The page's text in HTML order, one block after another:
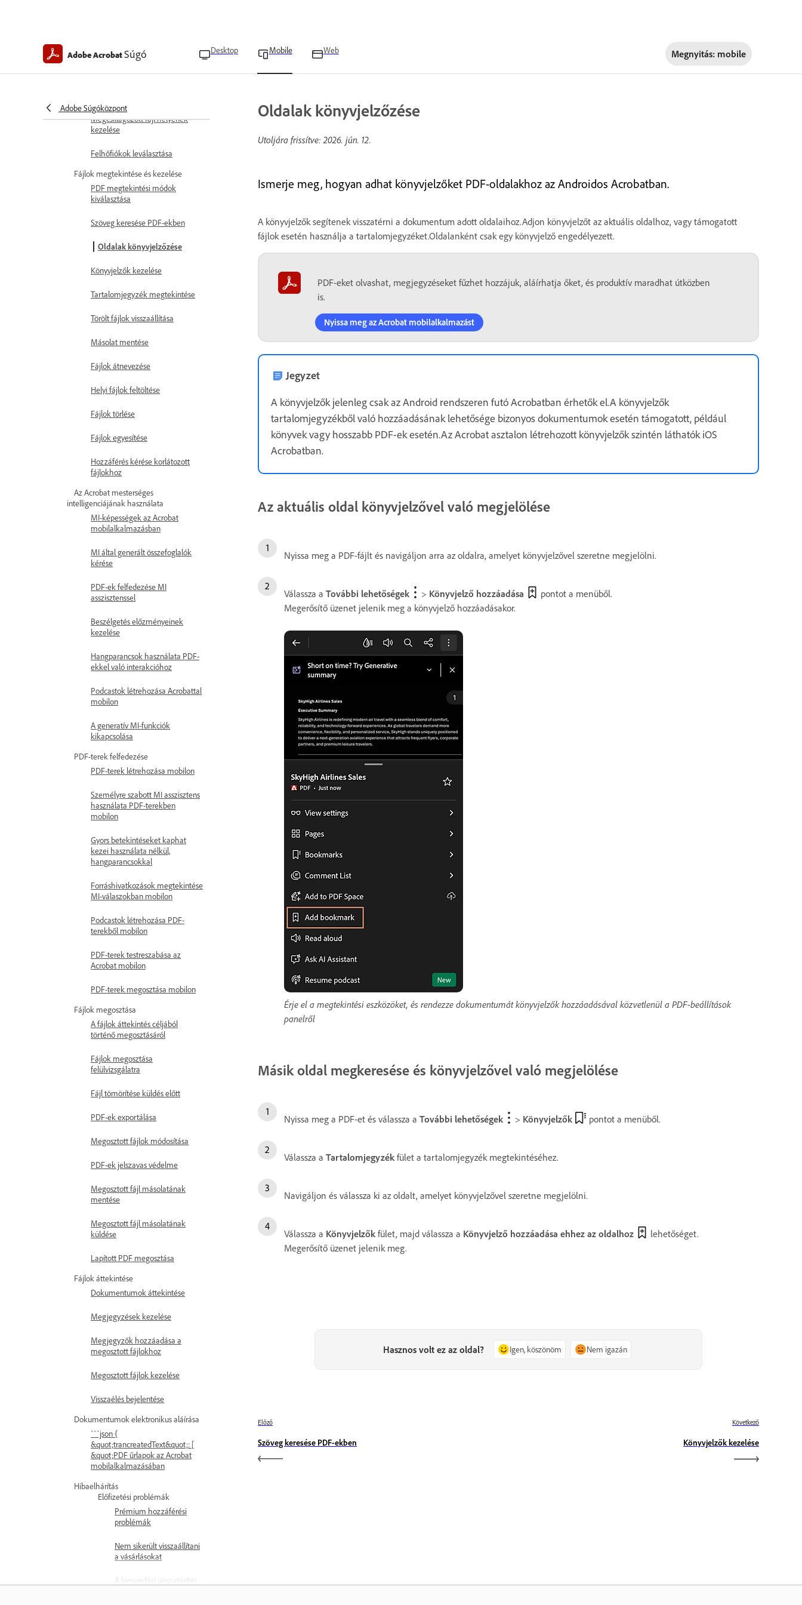
Adobe AcrobatSúgó Desktop Mobile Web Megnyitás: mobile
Adobe Súgóközpont
Megcsillagozott fájl helyének
kezelése
Felhőfiókok leválasztása
Fájlok megtekintése és kezelése
PDF megtekintési módok
kiválasztása
Szöveg keresése PDF-ekben
Oldalak könyvjelzőzése
Könyvjelzők kezelése
Tartalomjegyzék megtekintése
Törölt fájlok visszaállítása
Másolat mentése
Fájlok átnevezése
Helyi fájlok feltöltése
Fájlok törlése
Fájlok egyesítése
Hozzáférés kérése korlátozott
fájlokhoz
Az Acrobat mesterséges
intelligenciájának használata
MI-képességek az Acrobat
mobilalkalmazásban
MI által generált összefoglalók
kérése
PDF-ek felfedezése MI
asszisztenssel
Beszélgetés előzményeinek
kezelése
Hangparancsok használata PDF-
ekkel való interakcióhoz
Podcastok létrehozása Acrobattal
mobilon
A generatív MI-funkciók
kikapcsolása
PDF-terek felfedezése
PDF-terek létrehozása mobilon
Személyre szabott MI asszisztens
használata PDF-terekben
mobilon
Gyors betekintéseket kaphat
kezei használata nélkül,
hangparancsokkal
Forráshivatkozások megtekintése
MI-válaszokban mobilon
Podcastok létrehozása PDF-
terekből mobilon
PDF-terek testreszabása az
Acrobat mobilon
PDF-terek megosztása mobilon
Fájlok megosztása
A fájlok áttekintés céljából
történő megosztásáról
Fájlok megosztása
felülvizsgálatra
Fájl tömörítése küldés előtt
PDF-ek exportálása
Megosztott fájlok módosítása
PDF-ek jelszavas védelme
Megosztott fájl másolatának
mentése
Megosztott fájl másolatának
küldése
Lapított PDF megosztása
Fájlok áttekintése
Dokumentumok áttekintése
Megjegyzések kezelése
Megjegyzők hozzáadása a
megosztott fájlokhoz
Megosztott fájlok kezelése
Visszaélés bejelentése
Dokumentumok elektronikus aláírása
```json {
&quot;trancreatedText&quot;: [
&quot;PDF űrlapok az Acrobat
mobilalkalmazásában
Hibaelhárítás
Előfizetési problémák
Prémium hozzáférési
problémák
Nem sikerült visszaállítani
a vásárlásokat
A lemondási visszatérítés
Oldalak könyvjelzőzése
Utoljára frissítve:2026. jún. 12.
Ismerje meg, hogyan adhat könyvjelzőket PDF-oldalakhoz az Androidos Acrobatban.
A könyvjelzők segítenek visszatérni a dokumentum adott oldalaihoz.Adjon könyvjelzőt az aktuális oldalhoz, vagy támogatott
fájlok esetén használja a tartalomjegyzéket.Oldalanként csak egy könyvjelző engedélyezett.
PDF-eket olvashat, megjegyzéseket fűzhet hozzájuk, aláírhatja őket, és produktív maradhat útközben
is.
Nyissa meg az Acrobat mobilalkalmazást
Jegyzet
A könyvjelzők jelenleg csak az Android rendszeren futó Acrobatban érhetők el.A könyvjelzők
tartalomjegyzékből való hozzáadásának lehetősége bizonyos dokumentumok esetén támogatott, például
könyvek vagy hosszabb PDF-ek esetén.Az Acrobat asztalon létrehozott könyvjelzők szintén láthatók iOS
Acrobatban.
Az aktuális oldal könyvjelzővel való megjelölése
Nyissa meg a PDF-fájlt és navigáljon arra az oldalra, amelyet könyvjelzővel szeretne megjelölni.
Válassza a További lehetőségek > Könyvjelző hozzáadása
pontot a menüből.
Megerősítő üzenet jelenik meg a könyvjelző hozzáadásakor.
Érje el a megtekintési eszközöket, és rendezze dokumentumát könyvjelzők hozzáadásával közvetlenül a PDF-beállítások
panelről
Másik oldal megkeresése és könyvjelzővel való megjelölése
Nyissa meg a PDF-et és válassza a További lehetőségek > Könyvjelzők pontot a menüből.
Válassza a Tartalomjegyzék fület a tartalomjegyzék megtekintéséhez.
Navigáljon és válassza ki az oldalt, amelyet könyvjelzővel szeretne megjelölni.
Válassza a Könyvjelzők fület, majd válassza a Könyvjelző hozzáadása ehhez az oldalhoz
lehetőséget.
Megerősítő üzenet jelenik meg.
Hasznos volt ez az oldal? Igen, köszönöm Nem igazán
Előző
Szöveg keresése PDF-ekben
Következő
Könyvjelzők kezelése